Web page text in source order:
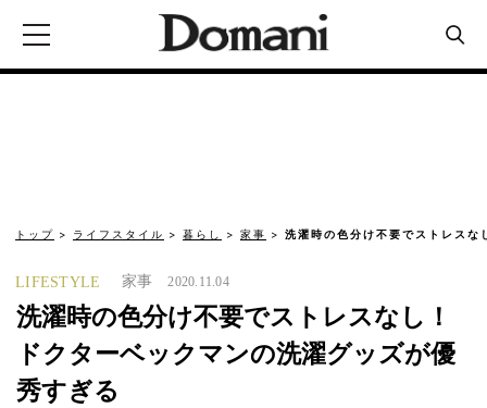
トップ ライフスタイル 暮らし 家事 洗濯時の色分け不要でストレス
LIFESTYLE 家事 2020.11.04
洗濯時の色分け不要でストレスなし！
ドクターベックマンの洗濯グッズが優
秀すぎる